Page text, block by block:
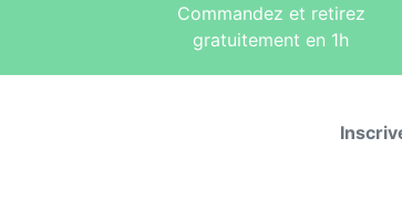
Commandez et retirez
gratuitement en 1h